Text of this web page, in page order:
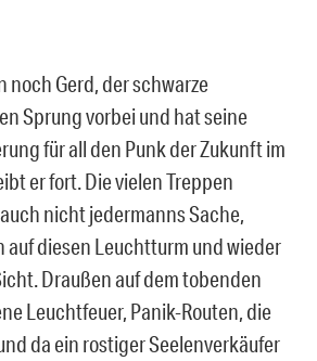
noch Gerd, der schwarze
Sprung vorbei und hat seine
für all den Punk der Zukunft im
er fort. Die vielen Treppen
nicht jedermanns Sache,
auf diesen Leuchtturm und wieder
Draußen auf dem tobenden
Leuchtfeuer, Panik-Routen, die
da ein rostiger Seelenverkäufer